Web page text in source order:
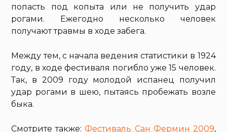
попасть под копыта или не получить удар
рогами. Ежегодно несколько человек
получают травмы в ходе забега.
Между тем, с начала ведения статистики в 1924
году, в ходе фестиваля погибло уже 15 человек.
Так, в 2009 году молодой испанец получил
удар рогами в шею, пытаясь пробежать возле
быка.
Смотрите также:Фестиваль Сан Фермин 2009,